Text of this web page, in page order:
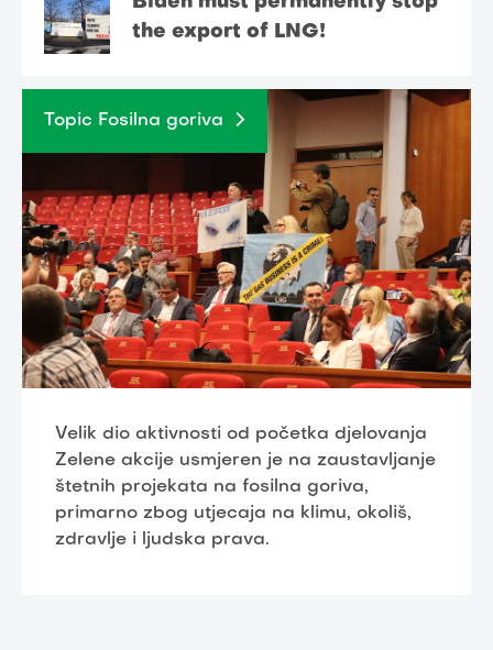
the export of LNG!
Topic Fosilna goriva
Velik dio aktivnosti od početka djelovanja
Zelene akcije usmjeren je na zaustavljanje
štetnih projekata na fosilna goriva,
primarno zbog utjecaja na klimu, okoliš,
zdravlje i ljudska prava.